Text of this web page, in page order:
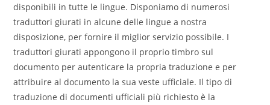
disponibili in tutte le lingue. Disponiamo di numerosi
traduttori giurati in alcune delle lingue a nostra
disposizione, per fornire il miglior servizio possibile. I
traduttori giurati appongono il proprio timbro sul
documento per autenticare la propria traduzione e per
attribuire al documento la sua veste ufficiale. Il tipo di
traduzione di documenti ufficiali più richiesto è la